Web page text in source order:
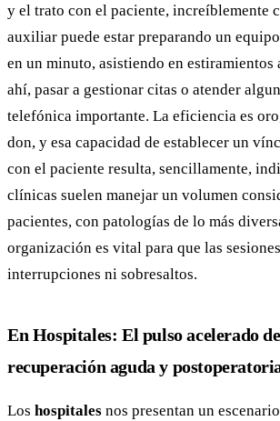
y el trato con el paciente, increíblemente
auxiliar puede estar preparando un
en un minuto, asistiendo en estiramientos
ahí, pasar a gestionar citas o atender
telefónica importante. La eficiencia es
don, y esa capacidad de establecer un
con el paciente resulta, sencillamente,
clínicas suelen manejar un volumen
pacientes, con patologías de lo más
organización es vital para que las
interrupciones ni sobresaltos.
En Hospitales: El pulso acelerado
recuperación aguda y
Los hospitales nos presentan un